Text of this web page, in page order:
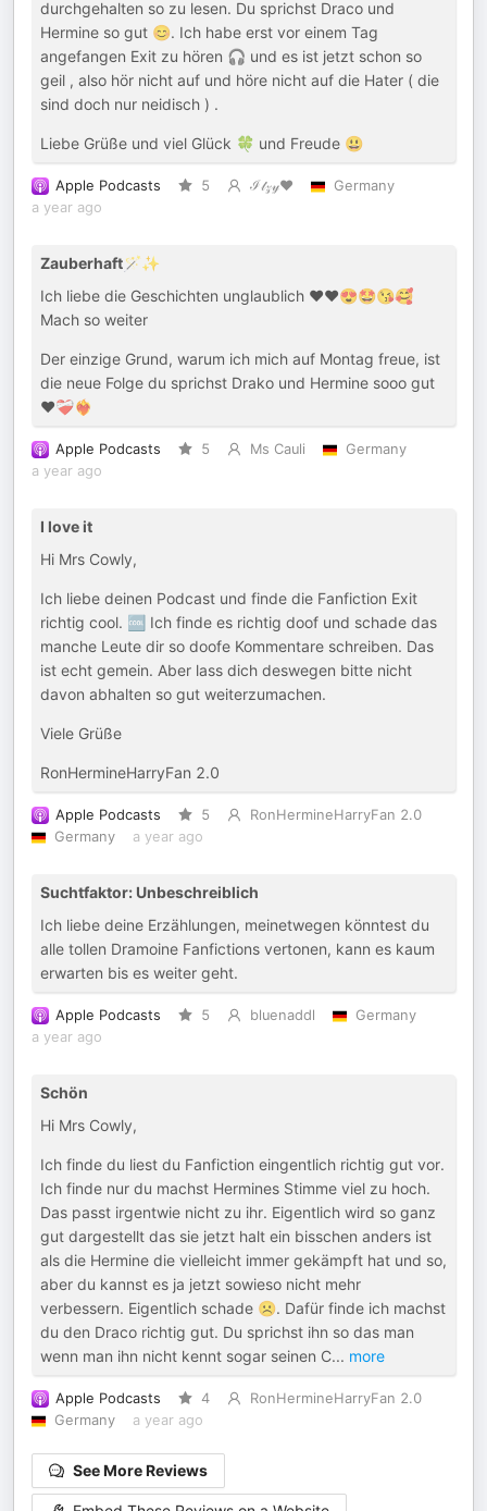
durchgehalten so zu lesen. Du sprichst Draco und
Hermine so gut 😊. Ich habe erst vor einem Tag
angefangen Exit zu hören 🎧 und es ist jetzt schon so
geil , also hör nicht auf und höre nicht auf die Hater ( die
sind doch nur neidisch ) .
Liebe Grüße und viel Glück 🍀 und Freude 😃
Apple Podcasts 5 ℐ𝓉𝓏𝓎♥︎
Germany
a year ago
Zauberhaft🪄✨
Ich liebe die Geschichten unglaublich ❤️❤️😍🤩😘🥰
Mach so weiter
Der einzige Grund, warum ich mich auf Montag freue, ist
die neue Folge du sprichst Drako und Hermine sooo gut
❤️❤️‍🩹❤️‍🔥
Apple Podcasts 5 Ms Cauli
Germany
a year ago
I love it
Hi Mrs Cowly,
Ich liebe deinen Podcast und finde die Fanfiction Exit
richtig cool. 🆒 Ich finde es richtig doof und schade das
manche Leute dir so doofe Kommentare schreiben. Das
ist echt gemein. Aber lass dich deswegen bitte nicht
davon abhalten so gut weiterzumachen.
Viele Grüße
RonHermineHarryFan 2.0
Apple Podcasts 5
RonHermineHarryFan 2.0
Germany
a year ago
Suchtfaktor: Unbeschreiblich
Ich liebe deine Erzählungen, meinetwegen könntest du
alle tollen Dramoine Fanfictions vertonen, kann es kaum
erwarten bis es weiter geht.
Apple Podcasts 5 bluenaddl
Germany
a year ago
Schön
Hi Mrs Cowly,
Ich finde du liest du Fanfiction eingentlich richtig gut vor.
Ich finde nur du machst Hermines Stimme viel zu hoch.
Das passt irgentwie nicht zu ihr. Eigentlich wird so ganz
gut dargestellt das sie jetzt halt ein bisschen anders ist
als die Hermine die vielleicht immer gekämpft hat und so,
aber du kannst es ja jetzt sowieso nicht mehr
verbessern. Eigentlich schade ☹️. Dafür finde ich machst
du den Draco richtig gut. Du sprichst ihn so das man
wenn man ihn nicht kennt sogar seinen C... more
Apple Podcasts 4
RonHermineHarryFan 2.0
Germany
a year ago
See More Reviews